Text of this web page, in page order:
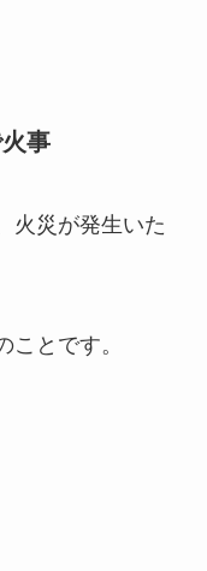
事
火災が発生いた
とです。